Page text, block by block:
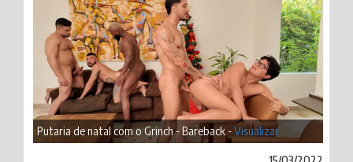
Putaria de natal com o Grinch - Bareback -Visualizar